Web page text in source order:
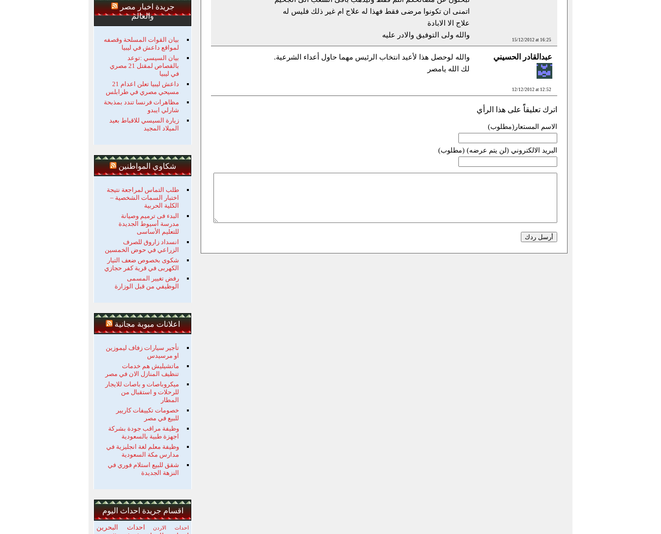
15/12/2012 at 16:25
اتمنى ان تكونوا مرضى فقط فهذا له علاج ام غير ذلك فليس له
علاج الا الابادة
والله ولى التوفيق والادر عليه
عبدالقادر الحسيني
12/12/2012 at 12:52
والله لوحصل هذا لأعيد انتخاب الرئيس مهما حاول أعداء الشرعية.
لك الله يامصر
اترك تعليقاًً على هذا الرأي
الاسم المستعار(مطلوب)
البريد الالكتروني (لن يتم عرضه) (مطلوب)
جريدة اخبار مصر
والعالم
بيان القوات المسلحة وقصفه
لمواقع داعش في ليبيا
بيان السيسي :توعد
بالقصاص لمقتل 21 مصري
في ليبيا
داعش ليبيا تعلن اعدام 21
مسيحي مصري في طرابلس
مظاهرات فرنسا تندد بمذبحة
شارلي ايبدو
زيارة السيسي للاقباط بعيد
الميلاد المجيد
شكاوي المواطنين
طلب التماس لمراجعة نتيجة
اختبار السمات الشخصية –
الكلية الحربية
البدء فى ترميم وصيانة
مدرسة أسيوط الجديدة
للتعليم الأساسى
انسداد زاروق للصرف
الزراعي في حوض الخمسين
شكوى بخصوص ضعف التيار
الكهربى في قرية كفر حجازي
رفض تغيير المسمى
الوظيفي من قبل الوزارة
اعلانات مبوبة مجانية
تأجير سيارات زفاف ليموزين
او مرسيدس
ماتشيليش هم خدمات
تنظيف المنازل الان في مصر
ميكروباصات و باصات للايجار
للرحلات و استقبال من
المطار
خصومات تكييفات كاريير
للبيع في مصر
وظيفة مراقب جودة بشركة
اجهزة طبية بالسعودية
وظيفة معلم لغة انجليزية في
مدارس مكة السعودية
شقق للبيع استلام فوري في
النزهة الجديدة
اقسام جريدة احداث اليوم
احداث الاردن احداث البحرين